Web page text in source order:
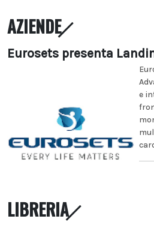
AZIENDE
Eurosets presenta
e
LIBRERIA